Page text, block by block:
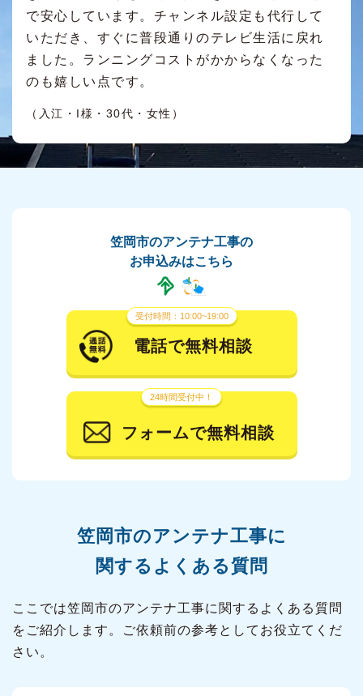
で安心しています。チャンネル設定も代行して
いただき、すぐに普段通りのテレビ生活に戻れ
ました。ランニングコストがかからなくなった
のも嬉しい点です。
（入江・I様・30代・女性）
笠岡市のアンテナ工事の
お申込みはこちら
受付時間：10:00~19:00
電話で無料相談
24時間受付中！
フォームで無料相談
笠岡市のアンテナ工事に
関するよくある質問
ここでは笠岡市のアンテナ工事に関するよくある質問
をご紹介します。ご依頼前の参考としてお役立てくだ
さい。